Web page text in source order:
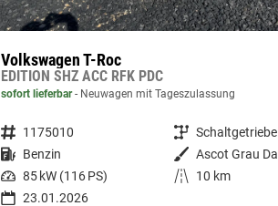
Volkswagen T-Roc
EDITION SHZ ACC RFK PDC
sofort lieferbar Neuwagen mit Tageszulassung
Fahrzeugnummer 1175010 Getriebe Schaltgetriebe
Kraftstoff Benzin Außenfarbe
Leistung 85 kW (116 PS) Kilometerstand
10 km
23.01.2026